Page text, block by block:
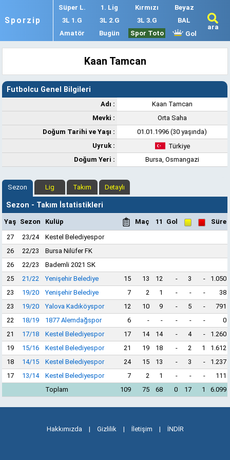
Sporzip
Süper L. 1. Lig Kırmızı
Beyaz
3L 1.G
3L 2.G 3L 3.G
BAL
Amatör
Bugün Spor Toto Gol
ara
Kaan Tamcan
Futbolcu Genel Bilgileri
Adı :
Kaan Tamcan
Mevki :
Orta Saha
Doğum Tarihi ve Yaşı :
01.01.1996 (30 yaşında)
Uyruk :
Türkiye
Doğum Yeri :
Bursa, Osmangazi
Sezon Lig Takım Detaylı
Sezon - Takım İstatistikleri
Yaş Sezon Kulüp Maç 11 Gol
Süre
27
23/24
Kestel Belediyespor
26
22/23
Bursa Nilüfer FK
26
22/23
Bademli 2021 SK
25
21/22 Yenişehir Belediye 15 13 12 - 3 -
1.050
23
19/20 Yenişehir Belediye 7 2 1 - - -
38
23
19/20 Yalova Kadıköyspor 12 10 9 - 5 -
791
22
18/19 1877 Alemdağspor 6 - - - - -
0
21
17/18 Kestel Belediyespor 17 14 14 - 4 -
1.260
19
15/16 Kestel Belediyespor 21 19 18 - 2 1
1.612
18
14/15 Kestel Belediyespor 24 15 13 - 3 -
1.237
17
13/14 Kestel Belediyespor 7 2 1 - - -
111
Toplam
109 75 68 0 17 1 6.099
Hakkımızda | Gizlilik | İletişim | İNDİR